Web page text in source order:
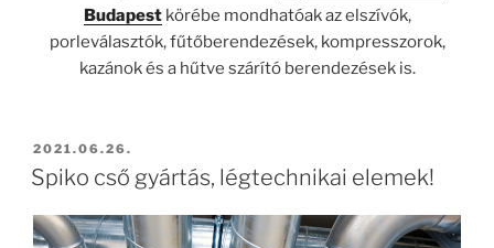
Budapest körébe mondhatóak az elszívók,
porleválasztók, fűtőberendezések, kompresszorok,
kazánok és a hűtve szárító berendezések is.
BEKÜLDVE:
2021.06.26.
Spiko cső gyártás, légtechnikai elemek!